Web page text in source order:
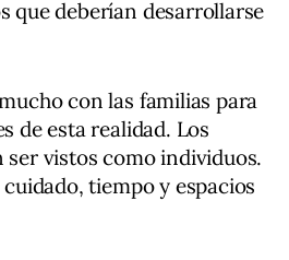
que deberían desarrollarse
con las familias para
de esta realidad. Los
vistos como individuos.
tiempo y espacios